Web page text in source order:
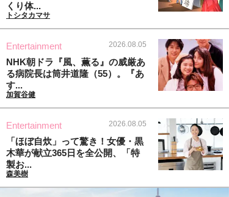
くり体...
トシタカマサ
Entertainment 2026.08.05
NHK朝ドラ『風、薫る』の威厳あ
る病院長は筒井道隆（55）。『あ
す...
加賀谷健
Entertainment 2026.08.05
「ほぼ自炊」って驚き！女優・黒
木華が献立365日を全公開、「特
製お...
森美樹